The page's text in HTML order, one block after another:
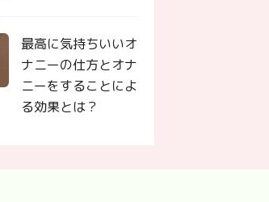
最高に気持ちいいオ
ナニーの仕方とオナ
ニーをすることによ
る効果とは？